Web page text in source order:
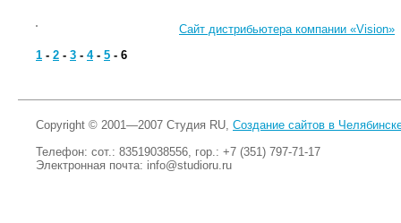
Сайт дистрибьютера компании «Vision»
1 - 2 - 3 - 4- 5 - 6
Copyright © 2001—2007 Студия RU, Создание сайтов в
Телефон: сот.: 83519038556, гор.: +7 (351) 797-71-17
Электронная почта: info@studioru.ru